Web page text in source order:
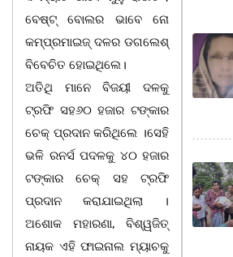
ବେଷ୍ଟ୍ ବୋଲର ଭାବେ ନୋ
କମ୍ପ୍ରମାଇଜ୍ ଦଳର ଡଗଲେଶ୍
ବିବେଚିତ ହୋଇଥିଲେ।
ଅତିଥି ମାନେ ବିଜୟୀ ଦଳକୁ
ଟ୍ରଫି ସହ୬୦ ହଜାର ଟଙ୍କାର
ଚେକ୍ ପ୍ରଦାନ କରିଥିଲେ ।ସେହି
ଭଳି ରନର୍ସ ପଦଳକୁ ୪୦ ହଜାର
ଟଙ୍କାର ଚେକ୍ ସହ ଟ୍ରଫି
ପ୍ରଦାନ କରାଯାଇଥିଲା ।
ଅଶୋକ ମହାରଣା, ବିଶ୍ୱଜିତ୍
ନାୟକ ଏହି ଫାଇନାଲ ମ୍ୟାଚକୁ